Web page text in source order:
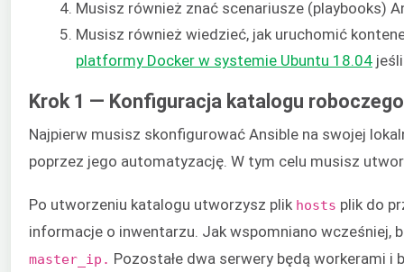
Musisz również znać scenariusze (playbooks)
Musisz również wiedzieć, jak uruchomić
platformy Docker w systemie Ubuntu 18.04
Krok 1 — Konfiguracja katalogu
Najpierw musisz skonfigurować Ansible na swojej
poprzez jego automatyzację. W tym celu musisz
Po utworzeniu katalogu utworzysz plik hosts plik do
informacje o inwentarzu. Jak wspomniano wcześniej,
master_ip. Pozostałe dwa serwery będą workerami i